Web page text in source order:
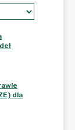
dla